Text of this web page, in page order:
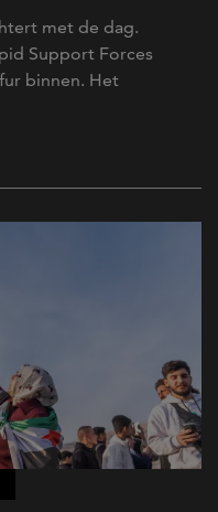
met de dag.
Support Forces
binnen. Het